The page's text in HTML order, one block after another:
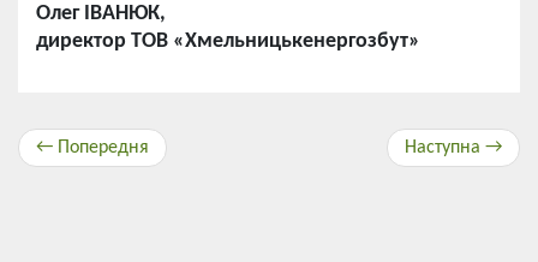
Олег ІВАНЮК,
директор ТОВ «Хмельницькенергозбут»
← Попередня Наступна →